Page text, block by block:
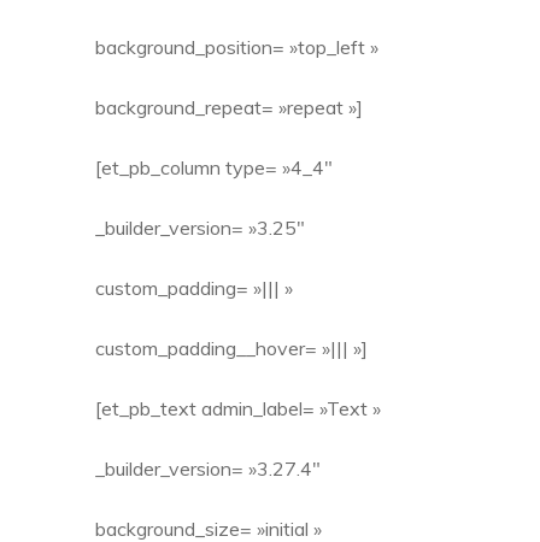
background_position= »top_left »
background_repeat= »repeat »]
[et_pb_column type= »4_4″
_builder_version= »3.25″
custom_padding= »||| »
custom_padding__hover= »||| »]
[et_pb_text admin_label= »Text »
_builder_version= »3.27.4″
background_size= »initial »